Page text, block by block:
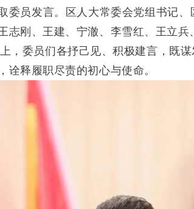
委员发言。区人大常委会党组书记
志刚、王建、宁澈、李雪红、王立兵
，委员们各抒己见、积极建言，既谋
诠释履职尽责的初心与使命。